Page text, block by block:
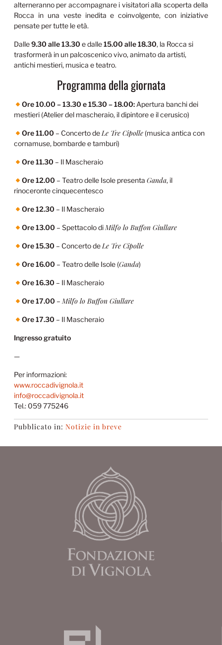
alterneranno per accompagnare i visitatori alla scoperta della
Rocca in una veste inedita e coinvolgente, con iniziative
pensate per tutte le età.
Dalle9.30 alle 13.30 e dalle15.00 alle 18.30, la Rocca si
trasformerà in un palcoscenico vivo, animato da artisti,
antichi mestieri, musica e teatro.
Programma della giornata
Ore 10.00 – 13.30 e 15.30 – 18.00: Apertura banchi dei
mestieri (Atelier del mascheraio, il dipintore e il cerusico)
Ore 11.00 – Concerto deLe Tre Cipolle(musica antica con
cornamuse, bombarde e tamburi)
Ore 11.30 – Il Mascheraio
Ore 12.00 – Teatro delle Isole presenta Ganda, il
rinoceronte cinquecentesco
Ore 12.30 – Il Mascheraio
Ore 13.00 – Spettacolo diMilfo lo Buffon Giullare
Ore 15.30 – Concerto deLe Tre Cipolle
Ore 16.00 – Teatro delle Isole (Ganda)
Ore 16.30 – Il Mascheraio
Ore 17.00 – Milfo lo Buffon Giullare
Ore 17.30 – Il Mascheraio
Ingresso gratuito
—
Per informazioni:
www.roccadivignola.it
info@roccadivignola.it
Tel.: 059 775246
Pubblicato in: Notizie in breve